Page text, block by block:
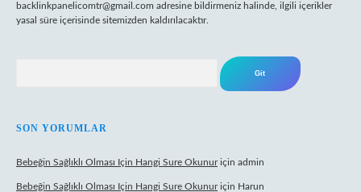
backlinkpanelicomtr@gmail.com adresine bildirmeniz halinde, ilgili içerikler
yasal süre içerisinde sitemizden kaldırılacaktır.
SON YORUMLAR
Bebeğin Sağlıklı Olması Için Hangi Sure Okunuriçin admin
Bebeğin Sağlıklı Olması Için Hangi Sure Okunuriçin Harun